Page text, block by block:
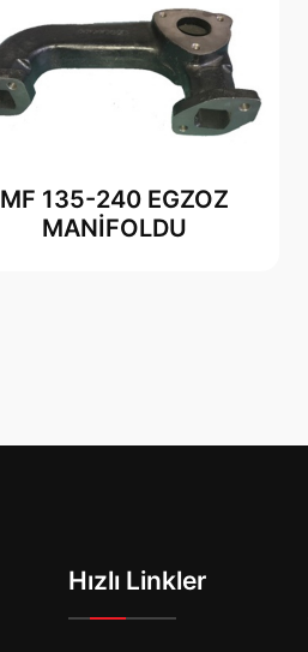
MF 135-240 EGZOZ
MANİFOLDU
Hızlı Linkler